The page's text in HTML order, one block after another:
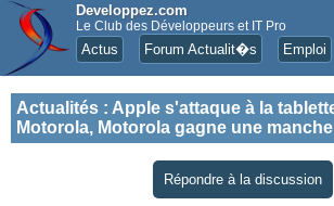
Developpez.com
Le Club des Développeurs et IT Pro
Actus Forum Actualit�s Emploi
Actualités : Apple s'attaque à la
Motorola, Motorola gagne une manche
Répondre à la discussion